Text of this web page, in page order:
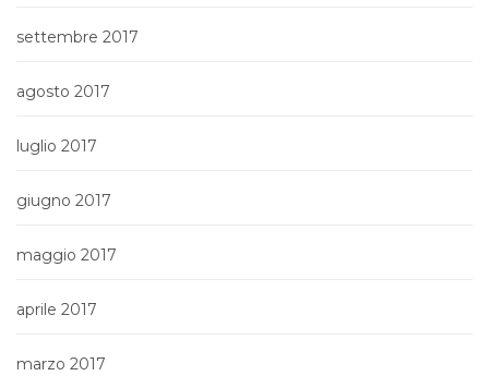
settembre 2017
agosto 2017
luglio 2017
giugno 2017
maggio 2017
aprile 2017
marzo 2017